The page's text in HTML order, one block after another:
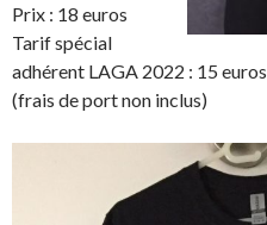
Prix : 18 euros
Tarif spécial
adhérent LAGA 2022 : 15 euros
(frais de port non inclus)